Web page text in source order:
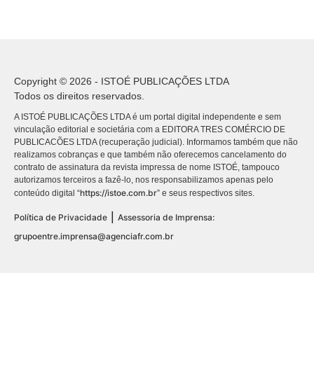
Copyright © 2026 - ISTOÉ PUBLICAÇÕES LTDA
Todos os direitos reservados.
A ISTOÉ PUBLICAÇÕES LTDA é um portal digital independente e sem
vinculação editorial e societária com a EDITORA TRES COMÉRCIO DE
PUBLICACÕES LTDA (recuperação judicial). Informamos também que não
realizamos cobranças e que também não oferecemos cancelamento do
contrato de assinatura da revista impressa de nome ISTOÉ, tampouco
autorizamos terceiros a fazê-lo, nos responsabilizamos apenas pelo
conteúdo digital “https://istoe.com.br” e seus respectivos sites.
Política de Privacidade
Assessoria de Imprensa:
grupoentre.imprensa@agenciafr.com.br